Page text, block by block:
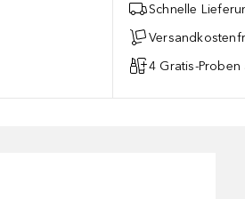
Schnelle
4 Gratis-Proben